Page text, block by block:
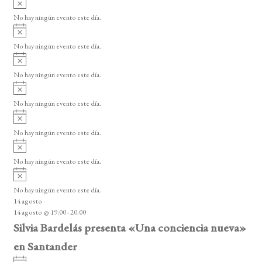
n
t
o
s
o
v
i
o
No hay ningún evento este día.
A
v
i
o
No hay ningún evento este día.
A
v
i
o
No hay ningún evento este día.
A
v
i
o
No hay ningún evento este día.
A
v
i
o
No hay ningún evento este día.
A
v
i
o
No hay ningún evento este día.
A
v
i
s
o
No hay ningún evento este día.
14 agosto
14 agosto @ 19:00-20:00
Silvia Bardelás presenta «Una conciencia nueva»
en Santander
A